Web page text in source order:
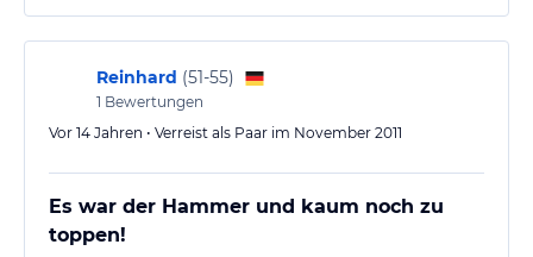
möchte, da direkt beim Haus fast kein Verkehr ist und
man selbst an der Hauptstraße mit längeren
Wartezeiten rechnen müßte.
Preis-/Leistungsverhältnis dieses Hauses ist echt
wie zu erwarten war es im August sehr heiß; im
überdachten Hof…
Reinhard (51-55)
1 Bewertungen
Vor 14 Jahren • Verreist als Paar im November 2011
Es war der Hammer und kaum noch zu
toppen!